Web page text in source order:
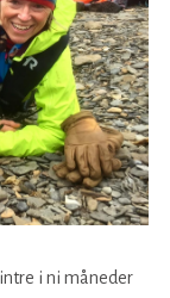
i ni måneder